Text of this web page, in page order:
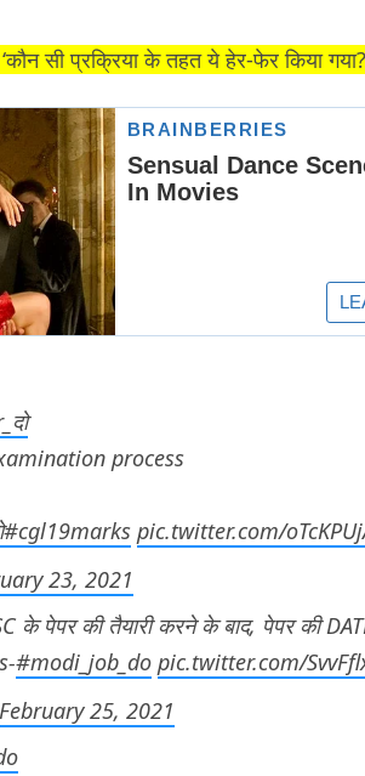
सी प्रक्रिया के तहत ये हेर-फेर किया
process
#cgl19marks pic.twitter.com/
23, 2021
पेपर की तैयारी करने के बाद, पेपर की
#modi_job_do pic.twitter.com/
February 25, 2021